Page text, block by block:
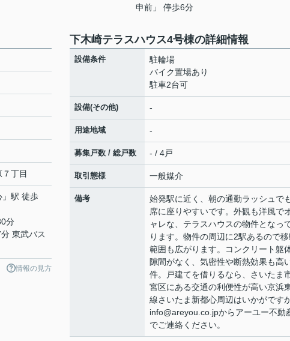
申前」 停歩6分
７丁目
」駅 徒歩
分
東武バス
情報の見方
下木崎テラスハウス4号棟の詳細情報
設備条件
駐輪場
バイク置場あり
駐車2台可
設備(その他) -
用途地域 -
募集戸数 / 総戸数 - / 4戸
取引態様 一般媒介
備考
始発駅に近く、朝の通勤ラッシュで
席に座りやすいです。外観も洋風で
ャレな、テラスハウスの物件となっ
ります。物件の周辺に2駅あるので移
範囲も広がります。コンクリート躯
隙間がなく、気密性や断熱効果も高
件。戸建てを借りるなら、さいたま
宮区にある交通の利便性が高い京浜
線さいたま新都心周辺はいかがですか
info@areyou.co.jpからアーユー不動
でご連絡ください。